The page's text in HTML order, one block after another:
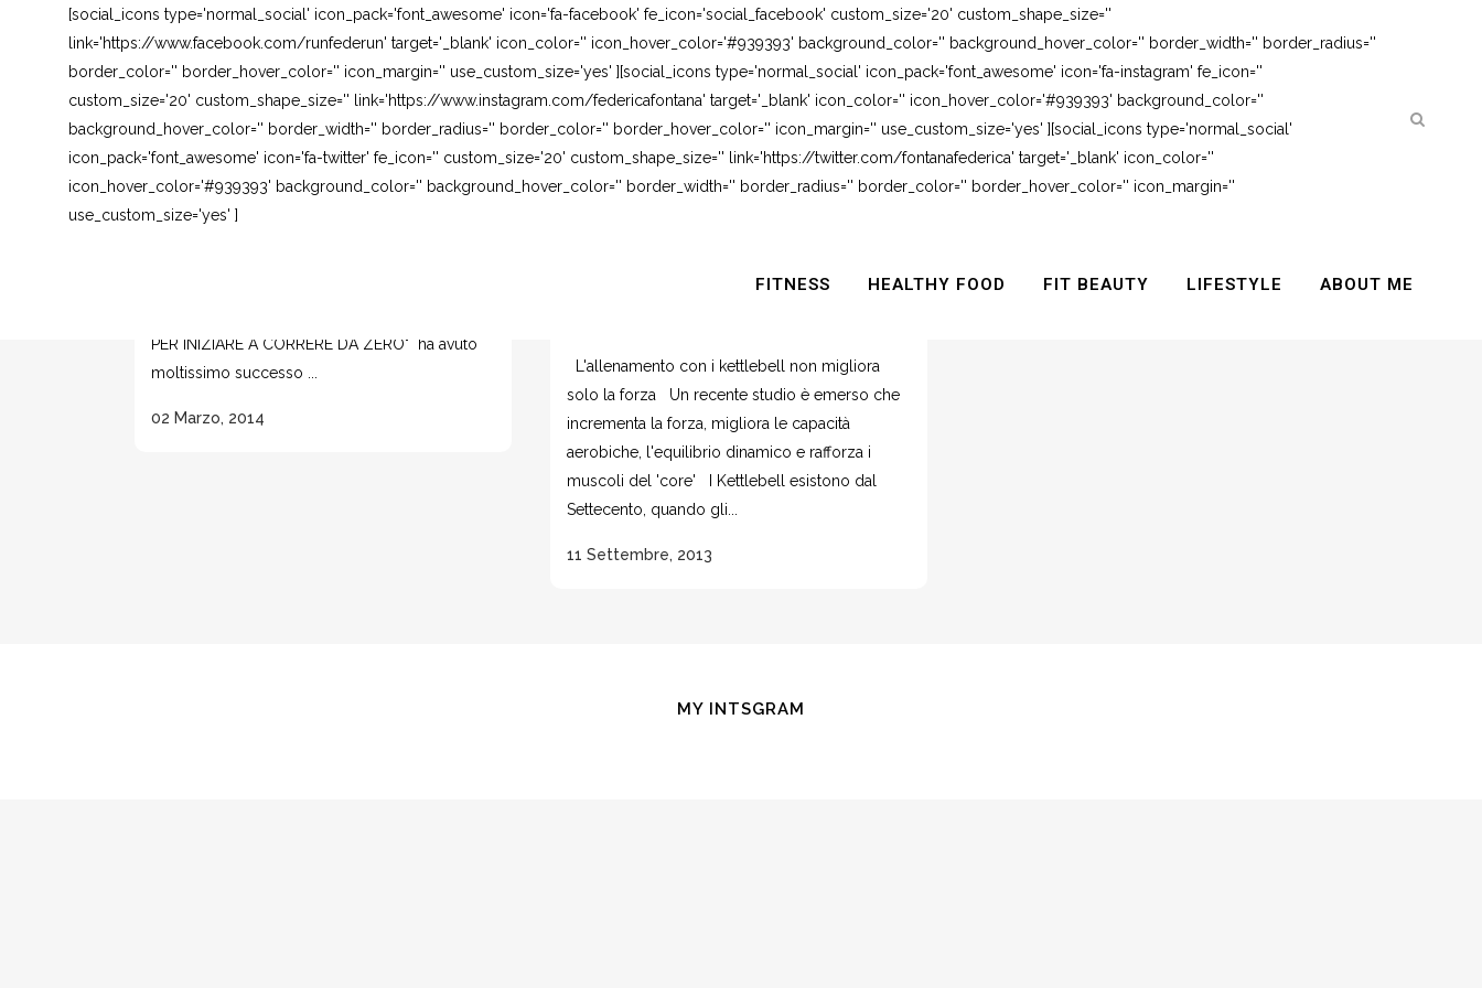
[social_icons type='normal_social' icon_pack='font_awesome' icon='fa-facebook' fe_icon='social_facebook' custom_size='20' custom_shape_size=''
link='https://www.facebook.com/runfederun' target='_blank' icon_color='' icon_hover_color='#939393' background_color='' background_hover_color='' border_width='' border_radius=''
border_color='' border_hover_color='' icon_margin='' use_custom_size='yes' ][social_icons type='normal_social' icon_pack='font_awesome' icon='fa-instagram' fe_icon=''
custom_size='20' custom_shape_size='' link='https://www.instagram.com/federicafontana' target='_blank' icon_color='' icon_hover_color='#939393' background_color=''
background_hover_color='' border_width='' border_radius='' border_color='' border_hover_color='' icon_margin='' use_custom_size='yes' ][social_icons type='normal_social'
icon_pack='font_awesome' icon='fa-twitter' fe_icon='' custom_size='20' custom_shape_size='' link='https://twitter.com/fontanafederica' target='_blank' icon_color=''
icon_hover_color='#939393' background_color='' background_hover_color='' border_width='' border_radius='' border_color='' border_hover_color='' icon_margin=''
use_custom_size='yes' ]
FITNESS HEALTHY FOOD FIT BEAUTY LIFESTYLE ABOUT ME
PER INIZIARE A CORRERE DA ZERO" ha avuto
moltissimo successo ...
02 Marzo, 2014
ALLENAMENTO RUNFEDERUN CON IL
L'allenamento con i kettlebell non migliora
solo la forza Un recente studio è emerso che
incrementa la forza, migliora le capacità
aerobiche, l'equilibrio dinamico e rafforza i
muscoli del 'core' I Kettlebell esistono dal
Settecento, quando gli...
11 Settembre, 2013
MY INTSGRAM